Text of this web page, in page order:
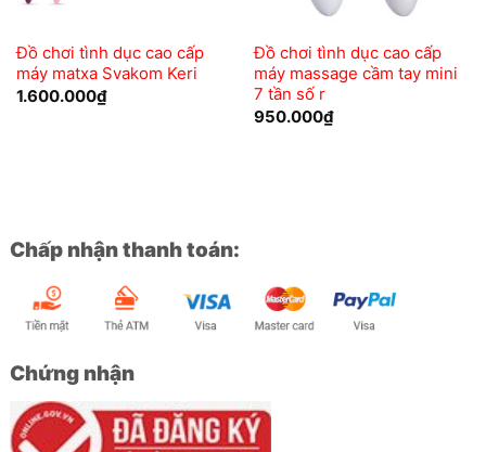
Đồ chơi tình dục cao cấp
máy matxa Svakom Keri
1.600.000₫
Đồ chơi tình dục cao cấp
máy massage cầm tay mini
7 tần số r
950.000₫
Chấp nhận thanh toán:
Chứng nhận